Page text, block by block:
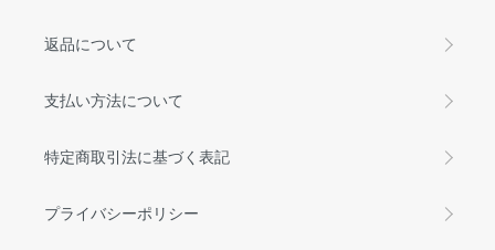
返品について
支払い方法について
特定商取引法に基づく表記
プライバシーポリシー